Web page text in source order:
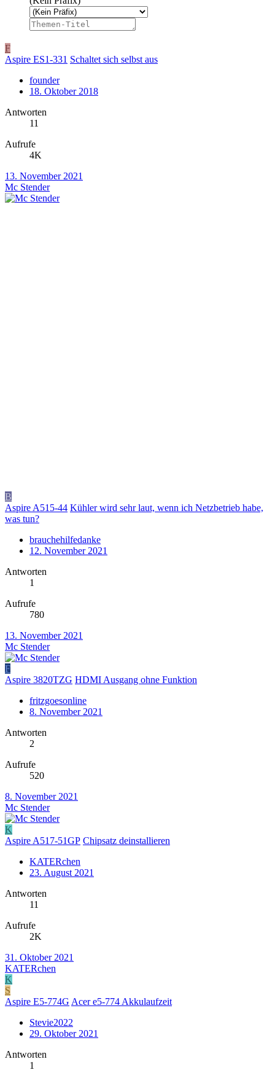
F
Aspire ES1-331 Schaltet sich selbst aus
founder
18. Oktober 2018
Antworten
11
Aufrufe
4K
13. November 2021
Mc Stender
B
Aspire A515-44 Kühler wird sehr laut, wenn ich Netzbetrieb habe,
was tun?
brauchehilfedanke
12. November 2021
Antworten
1
Aufrufe
780
13. November 2021
Mc Stender
F
Aspire 3820TZG HDMI Ausgang ohne Funktion
fritzgoesonline
8. November 2021
Antworten
2
Aufrufe
520
8. November 2021
Mc Stender
K
Aspire A517-51GP Chipsatz deinstallieren
KATERchen
23. August 2021
Antworten
11
Aufrufe
2K
31. Oktober 2021
KATERchen
K
S
Aspire E5-774G Acer e5-774 Akkulaufzeit
Stevie2022
29. Oktober 2021
Antworten
1